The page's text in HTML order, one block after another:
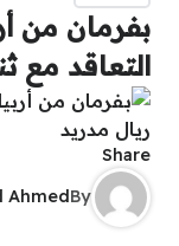
بفرمان من
التعاقد مع
Share
By
Ahmed